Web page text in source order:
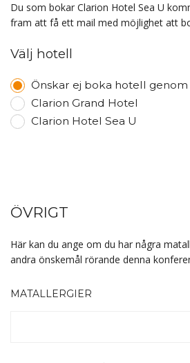
Du som bokar Clarion Hotel Sea U
fram att få ett mail med möjlighet att
Välj hotell
Önskar ej boka hotell genom
Clarion Grand Hotel
Clarion Hotel Sea U
ÖVRIGT
Här kan du ange om du har några
andra önskemål rörande denna
MATALLERGIER